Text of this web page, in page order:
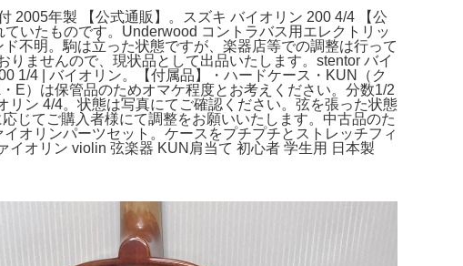
2005年製 【公式通販】。スズキ バイオリン 200 4/4 【公
いたものです。Underwood コントラバス用エレクトリッ
明。駒は立った状態ですが、楽器店等での調整は行って
ませんので、現状品として出品いたします。stentor バイ
1/4 | バイオリン。【付属品】・ハードケース・KUN（ク
）は保管品のためオマケ程度とお考えください。分数1/2
4/4。状態は写真にてご確認ください。弦を張った状態
じてご購入者様にて調整をお願いいたします。中古品のた
オリンパーツセット。ケースをプチプチとストレッチフィ
オリン violin 弦楽器 KUN肩当て 初心者 学生用 日本製